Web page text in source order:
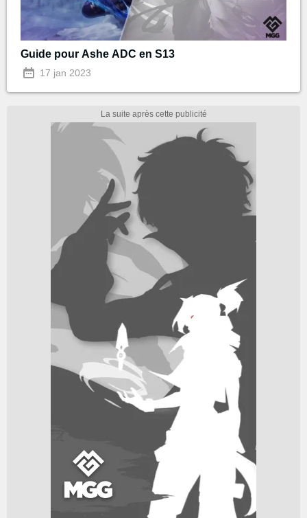
Guide pour Ashe ADC en S13
17 jan 2023